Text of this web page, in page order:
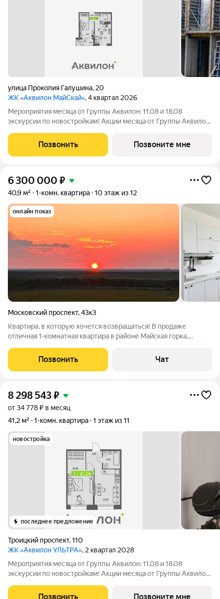
улица Прокопия Галушина, 20
ЖК «Аквилон МайСкай», 4 квартал 2026
Мероприятия месяца от Группы Аквилон: 11.08 и 18.08
экскурсии по новостройкам! Акции месяца от Группы Аквилон:
млн !Арктическая ипотека. ПСК: 18,32-21,9%. Ставка 1%!
Семейная ипотека. ПСК:
Позвонить Позвоните мне
6 300 000 ₽
40,9 м² 1-комн. квартира 10 этаж из 12
онлайн показ
Московский проспект,43к3
Квартира, в которую хочется возвращаться! В продаже
отличная 1-комнатная квартира в районе Майская горка.
современный ремонт. Удачная планировка каждый квадратный
метр продуман до мелочей.
Позвонить Чат
8 298 543₽
от 34 778 ₽ в месяц
41,2 м²
1-комн. квартира 1 этаж из 11
новостройка
последнее предложение
Троицкий проспект,110
ЖК «Аквилон УЛЬТРА», 2 квартал 2028
Мероприятия месяца от Группы Аквилон: 11.08 и 18.08
экскурсии по новостройкам! Акции месяца от Группы Аквилон:
Ставка 1%! Семейная ипотека. ПСК: 5,1-7,3%. Ставка 4%!
Позвонить Позвоните мне